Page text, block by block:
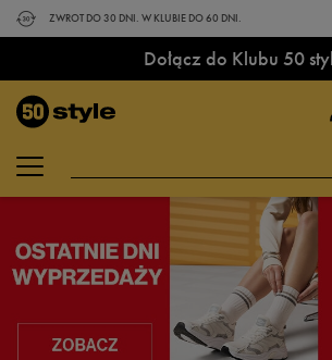
ZWROT DO 30 DNI. W KLUBIE DO 60 DNI.
Dołącz do Klubu 50